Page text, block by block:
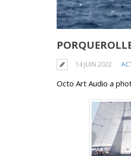
14 JUIN 2022
Octo Art Audio a